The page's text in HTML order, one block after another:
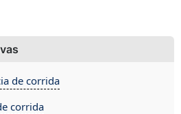
de corrida
corrida